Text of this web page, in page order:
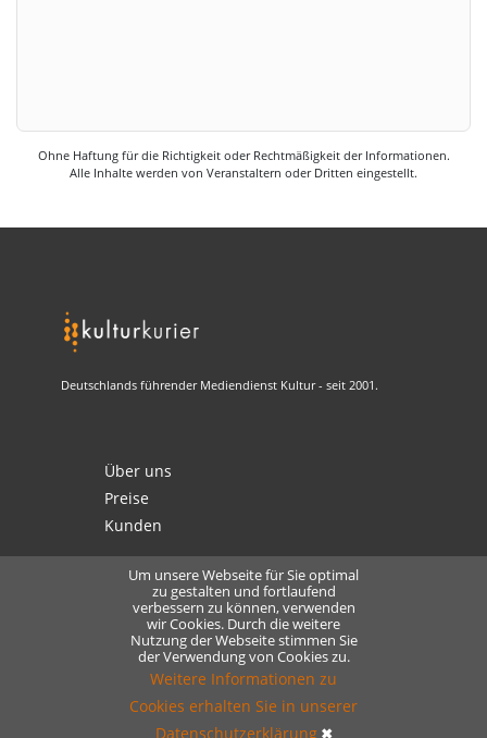
Ohne Haftung für die Richtigkeit oder Rechtmäßigkeit der Informationen.
Alle Inhalte werden von Veranstaltern oder Dritten eingestellt.
Deutschlands führender Mediendienst Kultur - seit 2001.
Über uns
Preise
Kunden
Kontakt
Datenschutz
Lizensierung
Um unsere Webseite für Sie optimal
zu gestalten und fortlaufend
verbessern zu können, verwenden
wir Cookies. Durch die weitere
Nutzung der Webseite stimmen Sie
der Verwendung von Cookies zu.
Weitere Informationen zu
Cookies erhalten Sie in unserer
Datenschutzerklärung ✖